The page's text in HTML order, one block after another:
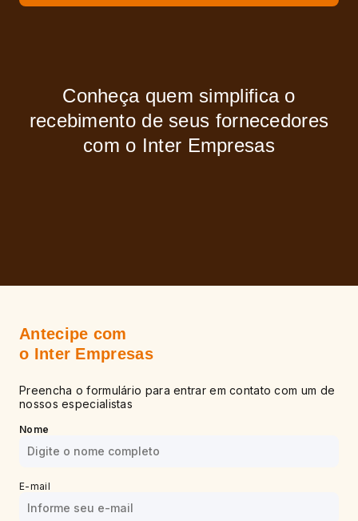
Conheça quem simplifica o
recebimento de seus fornecedores
com o Inter Empresas
Antecipe com
o Inter Empresas
Preencha o formulário para entrar em contato com um de
nossos especialistas
Nome
E-mail